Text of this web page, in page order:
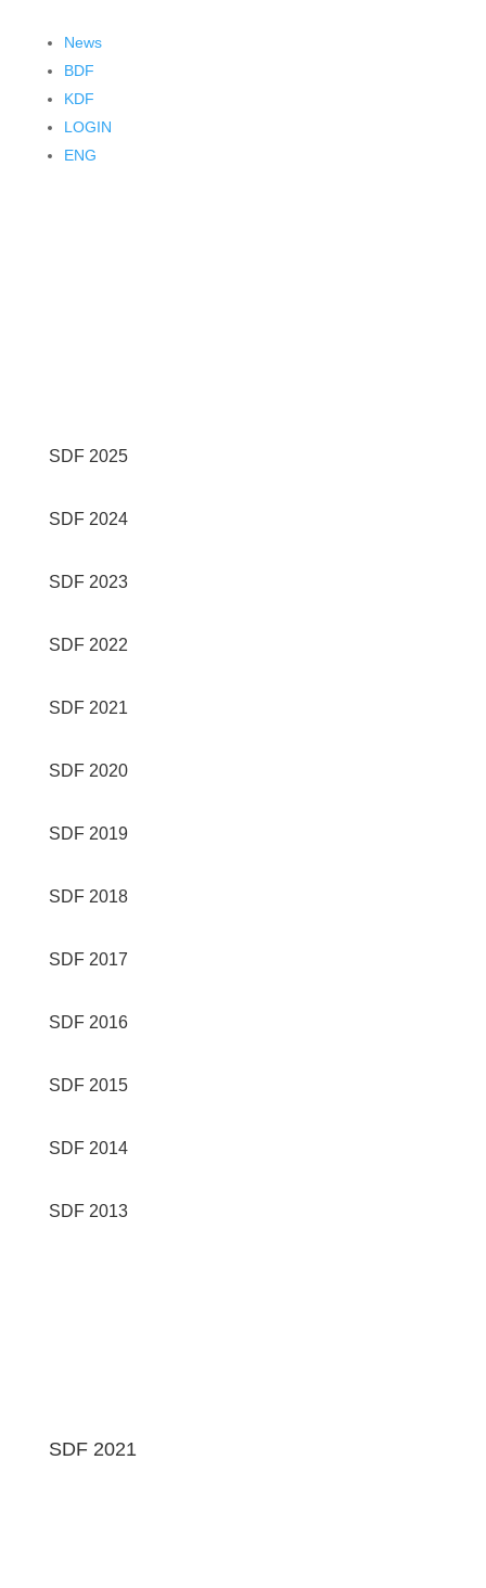
News
BDF
KDF
LOGIN
ENG
SDF 2025
SDF 2024
SDF 2023
SDF 2022
SDF 2021
SDF 2020
SDF 2019
SDF 2018
SDF 2017
SDF 2016
SDF 2015
SDF 2014
SDF 2013
SDF 2021